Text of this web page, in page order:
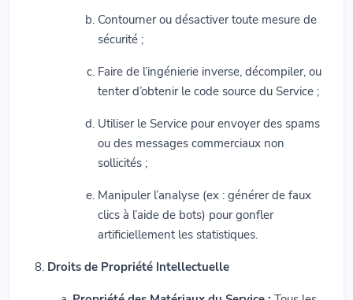
Contourner ou désactiver toute mesure de
sécurité ;
Faire de l’ingénierie inverse, décompiler, ou
tenter d’obtenir le code source du Service ;
Utiliser le Service pour envoyer des spams
ou des messages commerciaux non
sollicités ;
Manipuler l’analyse (ex : générer de faux
clics à l’aide de bots) pour gonfler
artificiellement les statistiques.
Droits de Propriété Intellectuelle